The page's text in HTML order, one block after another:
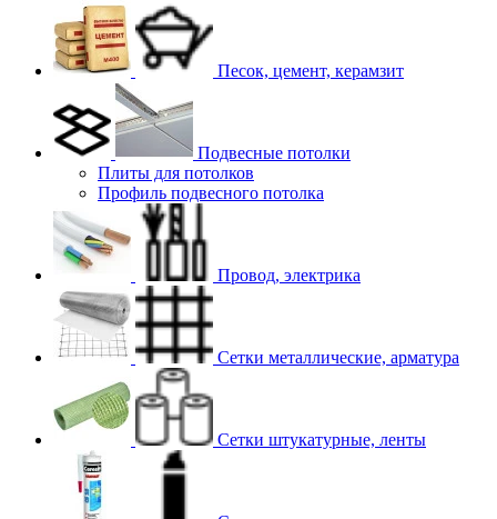
Песок, цемент, керамзит
Подвесные потолки
Плиты для потолков
Профиль подвесного потолка
Провод, электрика
Сетки металлические, арматура
Сетки штукатурные, ленты